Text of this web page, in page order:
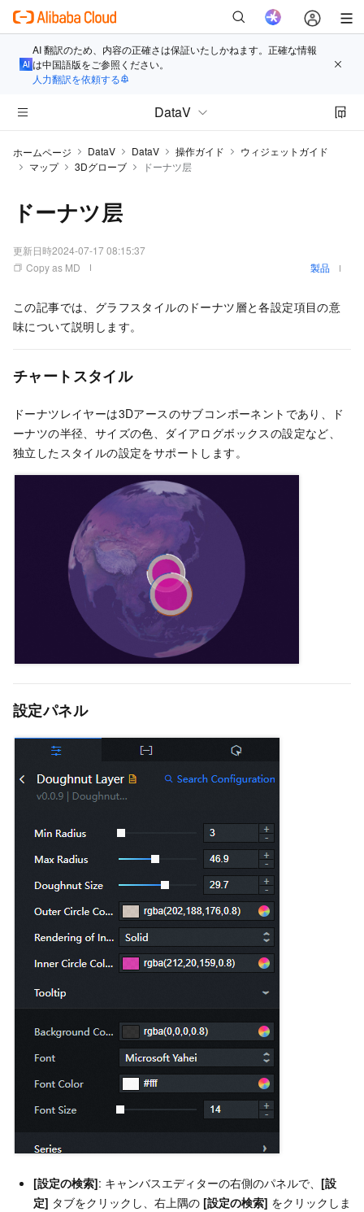
AI 翻訳のため、内容の正確さは保証いたしかねます。正確な情報
は中国語版をご参照ください。
人力翻訳を依頼する
DataV
ホームページ DataV DataV 操作ガイド
ウィジェットガイド
マップ
3Dグローブ ドーナツ层
ドーナツ层
更新日時2024-07-17 08:15:37
Copy as MD
製品
この記事では、グラフスタイルのドーナツ層と各設定項目の意
味について説明します。
チャートスタイル
ドーナツレイヤーは3Dアースのサブコンポーネントであり、ド
ーナツの半径、サイズの色、ダイアログボックスの設定など、
独立したスタイルの設定をサポートします。
設定パネル
[設定の検索]: キャンバスエディターの右側のパネルで、 [設
定] タブをクリックし、右上隅の [設定の検索] をクリックしま